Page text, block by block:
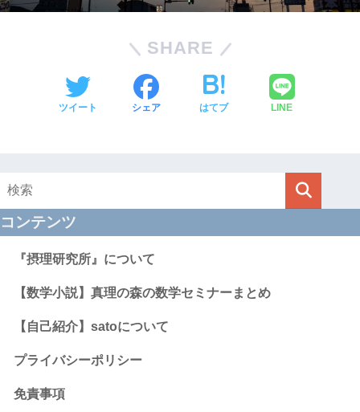
SHARE
ツイート シェア はてブ LINE
コンテンツ
『摂理研究所』について
【数学小説】真理の森の数学セミナーまとめ
【自己紹介】satoについて
プライバシーポリシー
免責事項